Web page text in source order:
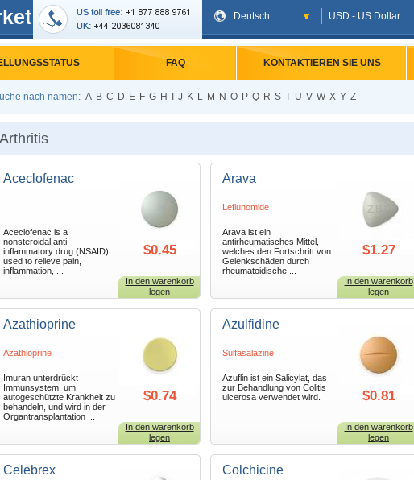
Deutsch USD - US Dollar
FAQ KONTAKTIEREN SIE UNS
nach namen: A B C D E F G H J K L M N O P Q R S T U V W X Y Z
Arthritis
Aceclofenac
Aceclofenac is a
nonsteroidal anti-
inflammatory drug (NSAID)
used to relieve pain,
inflammation, ...
$0.45
In den warenkorb
legen
Arava
Leflunomide
Arava ist ein
antirheumatisches Mittel,
welches den Fortschritt von
Gelenkschäden durch
rheumatoidische ...
$1.27
In den warenkorb
legen
Azathioprine
Azathioprine
Imuran unterdrückt
Immunsystem, um
autogeschützte Krankheit zu
behandeln, und wird in der
Organtransplantation ...
$0.74
In den warenkorb
legen
Azulfidine
Sulfasalazine
Azuflin ist ein Salicylat, das
zur Behandlung von Colitis
ulcerosa verwendet wird.
$0.81
In den warenkorb
legen
Celebrex Colchicine